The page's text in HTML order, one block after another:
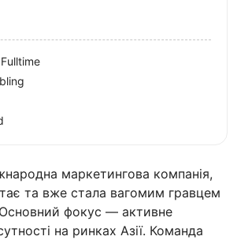
маркетингова компанія,
та вже стала вагомим гравцем
фокус — активне
на ринках Азії. Команда